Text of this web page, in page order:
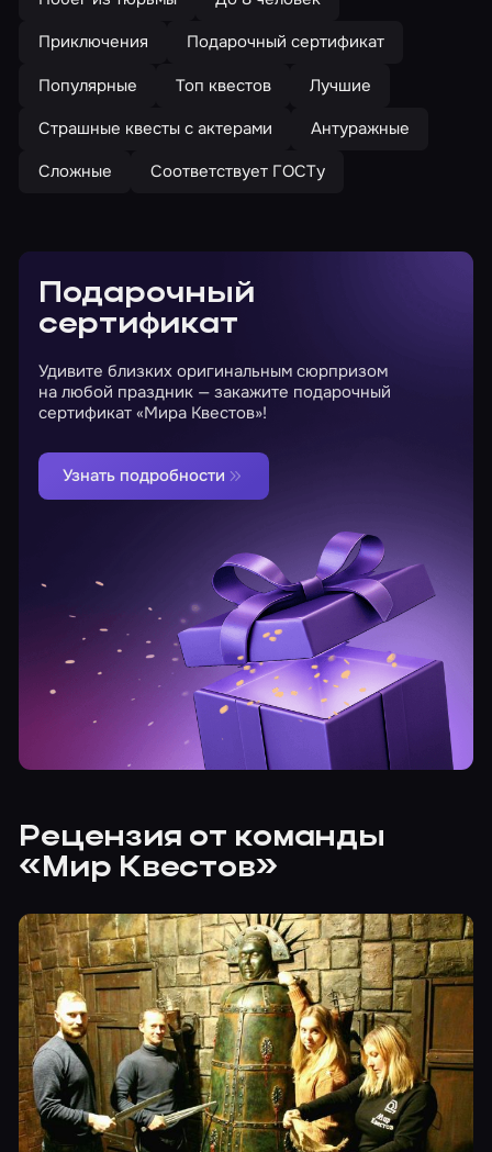
Приключения
Подарочный сертификат
Популярные
Топ квестов
Лучшие
Страшные квесты с актерами
Антуражные
Сложные
Соответствует ГОСТу
Подарочный
сертификат
Удивите близких оригинальным сюрпризом
на любой праздник — закажите подарочный
сертификат «Мира Квестов»!
Узнать подробности
Рецензия от команды
«Мир Квестов»